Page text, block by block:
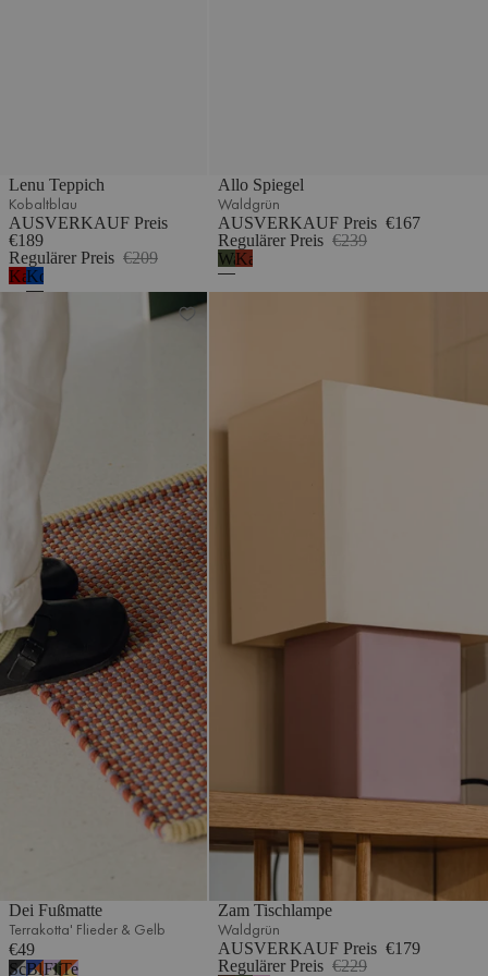
Lenu Teppich
Kobaltblau
AUSVERKAUF Preis
€189
Regulärer Preis €209
Kastanienrot
Kobaltblau
Allo Spiegel
Waldgrün
AUSVERKAUF Preis €167
Regulärer Preis €239
Waldgrün
Kastanienrot
Dei Fußmatte
Terrakotta' Flieder & Gelb
€49
Schwarz,
Blau,Flieder,
Terrakotta,
Zam Tischlampe
Waldgrün
AUSVERKAUF Preis €179
Regulärer Preis €229